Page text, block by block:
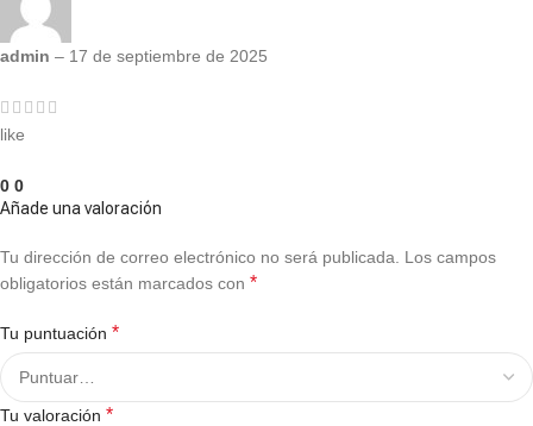
admin – 17 de septiembre de 2025
like
0 0
Añade una valoración
Tu dirección de correo electrónico no será publicada.
Los campos
obligatorios están marcados con *
Tu puntuación *
Tu valoración *